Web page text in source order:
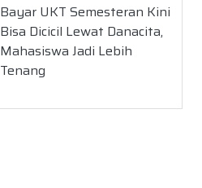
Bayar UKT Semesteran Kini
Bisa Dicicil Lewat Danacita,
Mahasiswa Jadi Lebih
Tenang